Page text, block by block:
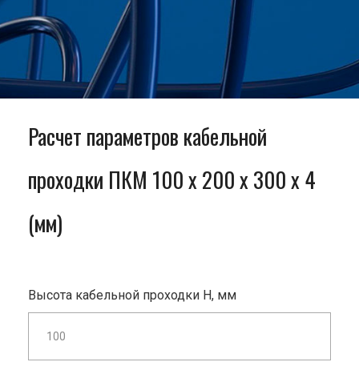
Расчет параметров кабельной
проходки ПКМ 100 x 200 x 300 x 4
(мм)
Высота кабельной проходки H, мм